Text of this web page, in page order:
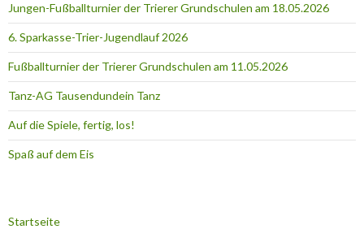
Jungen-Fußballturnier der Trierer Grundschulen am 18.05.2026
6. Sparkasse-Trier-Jugendlauf 2026
Fußballturnier der Trierer Grundschulen am 11.05.2026
Tanz-AG Tausendundein Tanz
Auf die Spiele, fertig, los!
Spaß auf dem Eis
Startseite